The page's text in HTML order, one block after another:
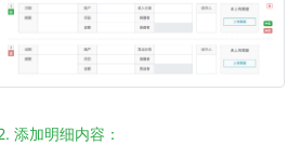
添加明细内容：